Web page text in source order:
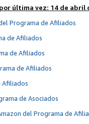
última vez: 14 de abril
Programa de Afiliados
de Afiliados
de Afiliados
de Afiliados
Afiliados
de Asociados
del Programa de